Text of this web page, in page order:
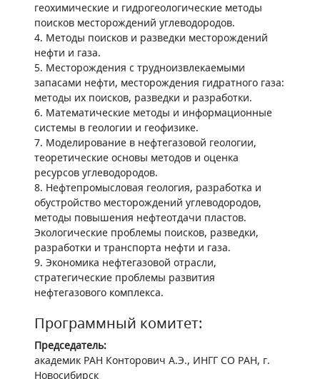
геохимические и гидрогеологические методы
поисков месторождений углеводородов.
4. Методы поисков и разведки месторождений
нефти и газа.
5. Месторождения с трудноизвлекаемыми
запасами нефти, месторождения гидратного газа:
методы их поисков, разведки и разработки.
6. Математические методы и информационные
системы в геологии и геофизике.
7. Моделирование в нефтегазовой геологии,
теоретические основы методов и оценка
ресурсов углеводородов.
8. Нефтепромысловая геология, разработка и
обустройство месторождений углеводородов,
методы повышения нефтеотдачи пластов.
Экологические проблемы поисков, разведки,
разработки и транспорта нефти и газа.
9. Экономика нефтегазовой отрасли,
стратегические проблемы развития
нефтегазового комплекса.
Программный комитет:
Председатель:
академик РАН Конторович А.Э., ИНГГ СО РАН, г.
Новосибирск